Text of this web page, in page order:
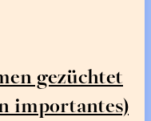
gezüchtet
importantes)